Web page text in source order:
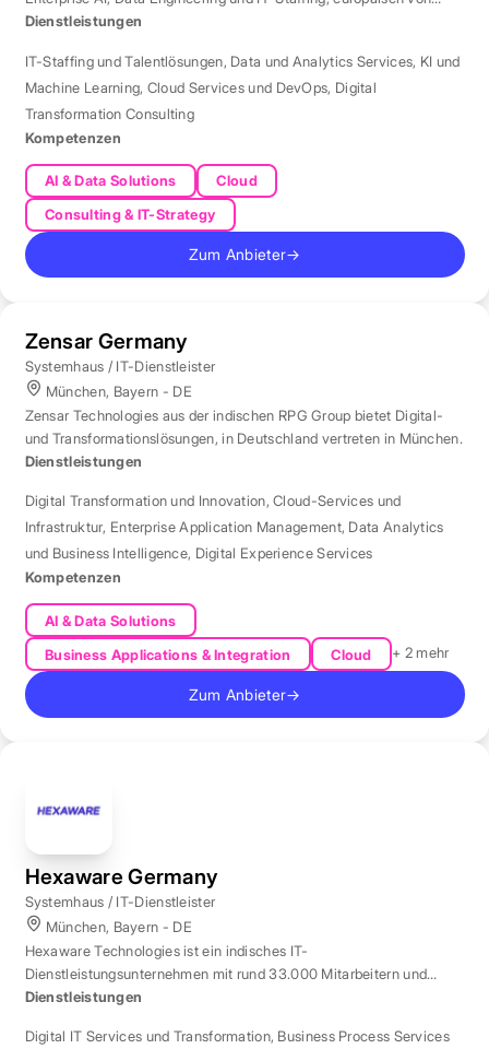
London aus betreut.
Dienstleistungen
IT-Staffing und Talentlösungen, Data und Analytics Services, KI und
Machine Learning, Cloud Services und DevOps, Digital
Transformation Consulting
Kompetenzen
AI & Data Solutions
Cloud
Consulting & IT-Strategy
Zum Anbieter→
Zensar Germany
Systemhaus / IT-Dienstleister
München, Bayern - DE
Zensar Technologies aus der indischen RPG Group bietet Digital-
und Transformationslösungen, in Deutschland vertreten in München.
Dienstleistungen
Digital Transformation und Innovation,Cloud-Services und
Infrastruktur, Enterprise Application Management, Data Analytics
und Business Intelligence, Digital Experience Services
Kompetenzen
AI & Data Solutions
Business Applications & Integration
Cloud + 2 mehr
Zum Anbieter→
Hexaware Germany
Systemhaus / IT-Dienstleister
München, Bayern - DE
Hexaware Technologies ist ein indisches IT-
Dienstleistungsunternehmen mit rund 33.000 Mitarbeitern und
Standort München für Automatisierung und KI.
Dienstleistungen
Digital IT Services und Transformation, Business Process Services